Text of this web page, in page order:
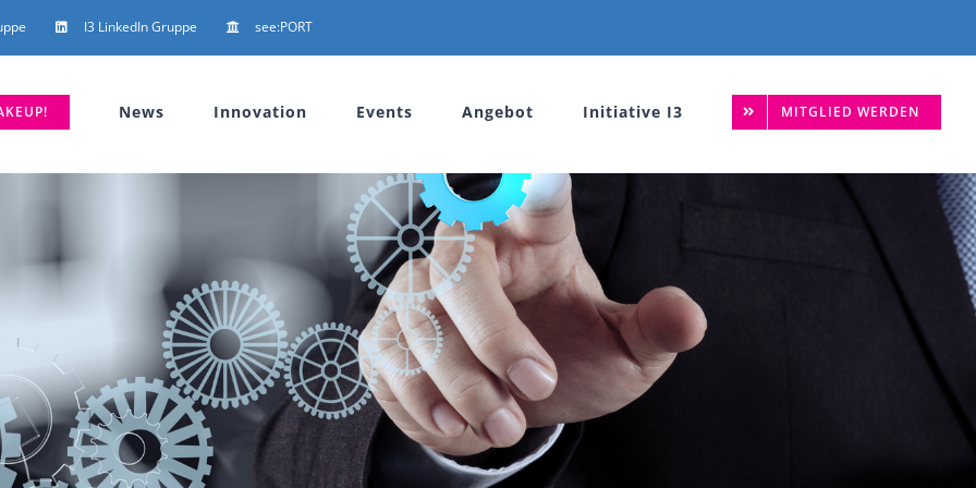
I3 LinkedIn Gruppe see:PORT
News Innovation Events Angebot Initiative I3 MITGLIED WERDEN